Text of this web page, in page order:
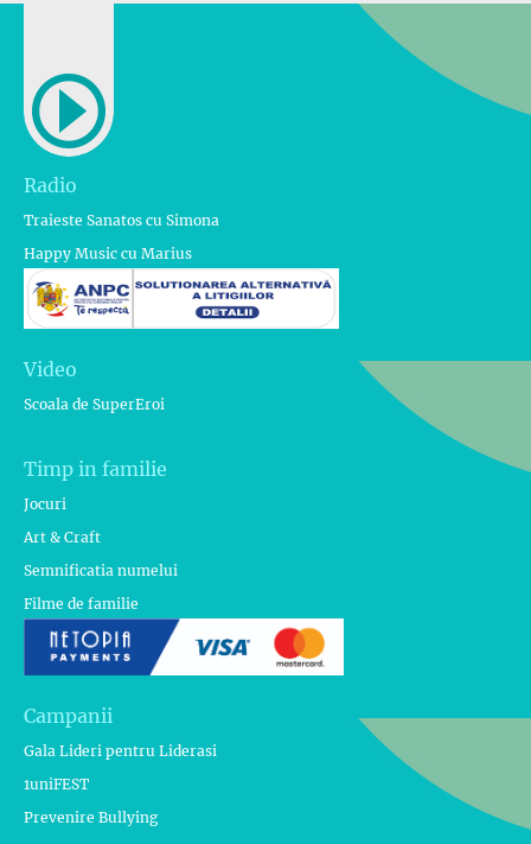
Radio
Traieste Sanatos cu Simona
Happy Music cu Marius
Video
Scoala de SuperEroi
Timp in familie
Jocuri
Art & Craft
Semnificatia numelui
Filme de familie
Campanii
Gala Lideri pentru Liderasi
1uniFEST
Prevenire Bullying